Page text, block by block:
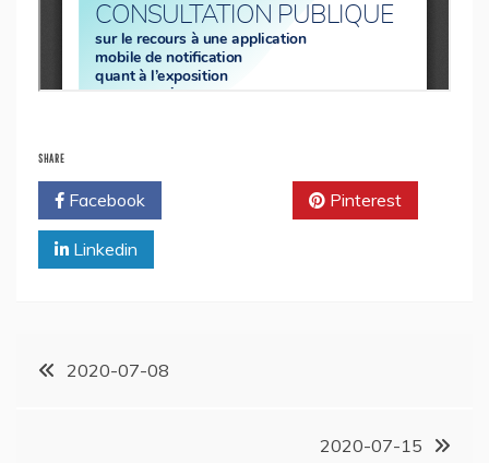
SHARE
Facebook Pinterest
Linkedin
2020-07-08
2020-07-15